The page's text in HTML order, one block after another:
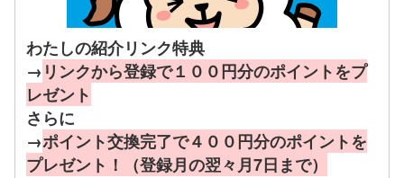
わたしの紹介リンク特典
→ リンクから登録で１００円分のポイントをプ
レゼント
さらに
→ポイント交換完了で４００円分のポイントを
プレゼント！（登録月の翌々月7日まで）